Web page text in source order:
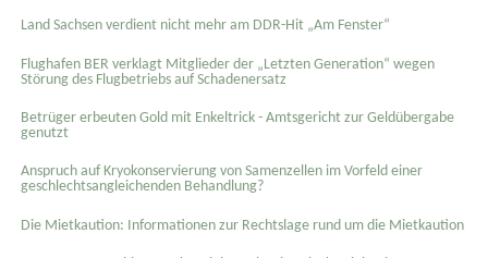
Land Sachsen verdient nicht mehr am DDR-Hit „Am Fenster“
Flughafen BER verklagt Mitglieder der „Letzten Generation“ wegen
Störung des Flugbetriebs auf Schadenersatz
Betrüger erbeuten Gold mit Enkeltrick - Amtsgericht zur Geldübergabe
genutzt
Anspruch auf Kryokonservierung von Samenzellen im Vorfeld einer
geschlechtsangleichenden Behandlung?
Die Mietkaution: Informationen zur Rechtslage rund um die Mietkaution